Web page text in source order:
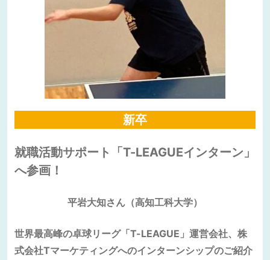
新卒
就職活動サポート「T-LEAGUEインターン」
へ参画！
平岩大知さん（高知工科大学）
世界最高峰の卓球リーグ「T-LEAGUE」運営会社、株
式会社Tマーケティングへのインターンシップのご紹介